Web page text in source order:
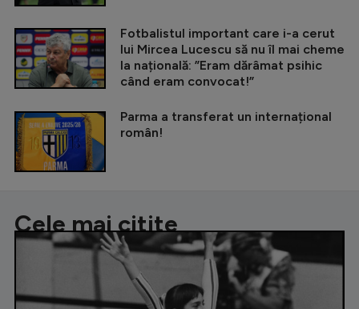
Fotbalistul important care i-a cerut
lui Mircea Lucescu să nu îl mai cheme
la națională: ”Eram dărâmat psihic
când eram convocat!”
Parma a transferat un internațional
român!
Cele mai citite